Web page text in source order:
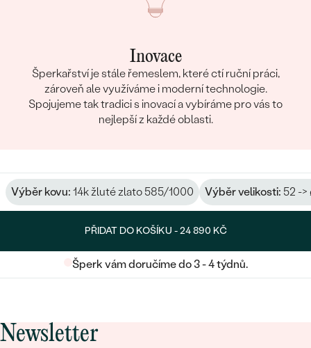
Inovace
Šperkařství je stále řemeslem, které ctí ruční práci,
zároveň ale využíváme i moderní technologie.
Spojujeme tak tradici s inovací a vybíráme pro vás to
nejlepší z každé oblasti.
Výběr kovu: 14k žluté zlato 585/1000 Výběr velikosti: 52 ->
PŘIDAT DO KOŠÍKU -24 890 KČ
Šperk vám doručíme do 3 - 4 týdnů.
Newsletter